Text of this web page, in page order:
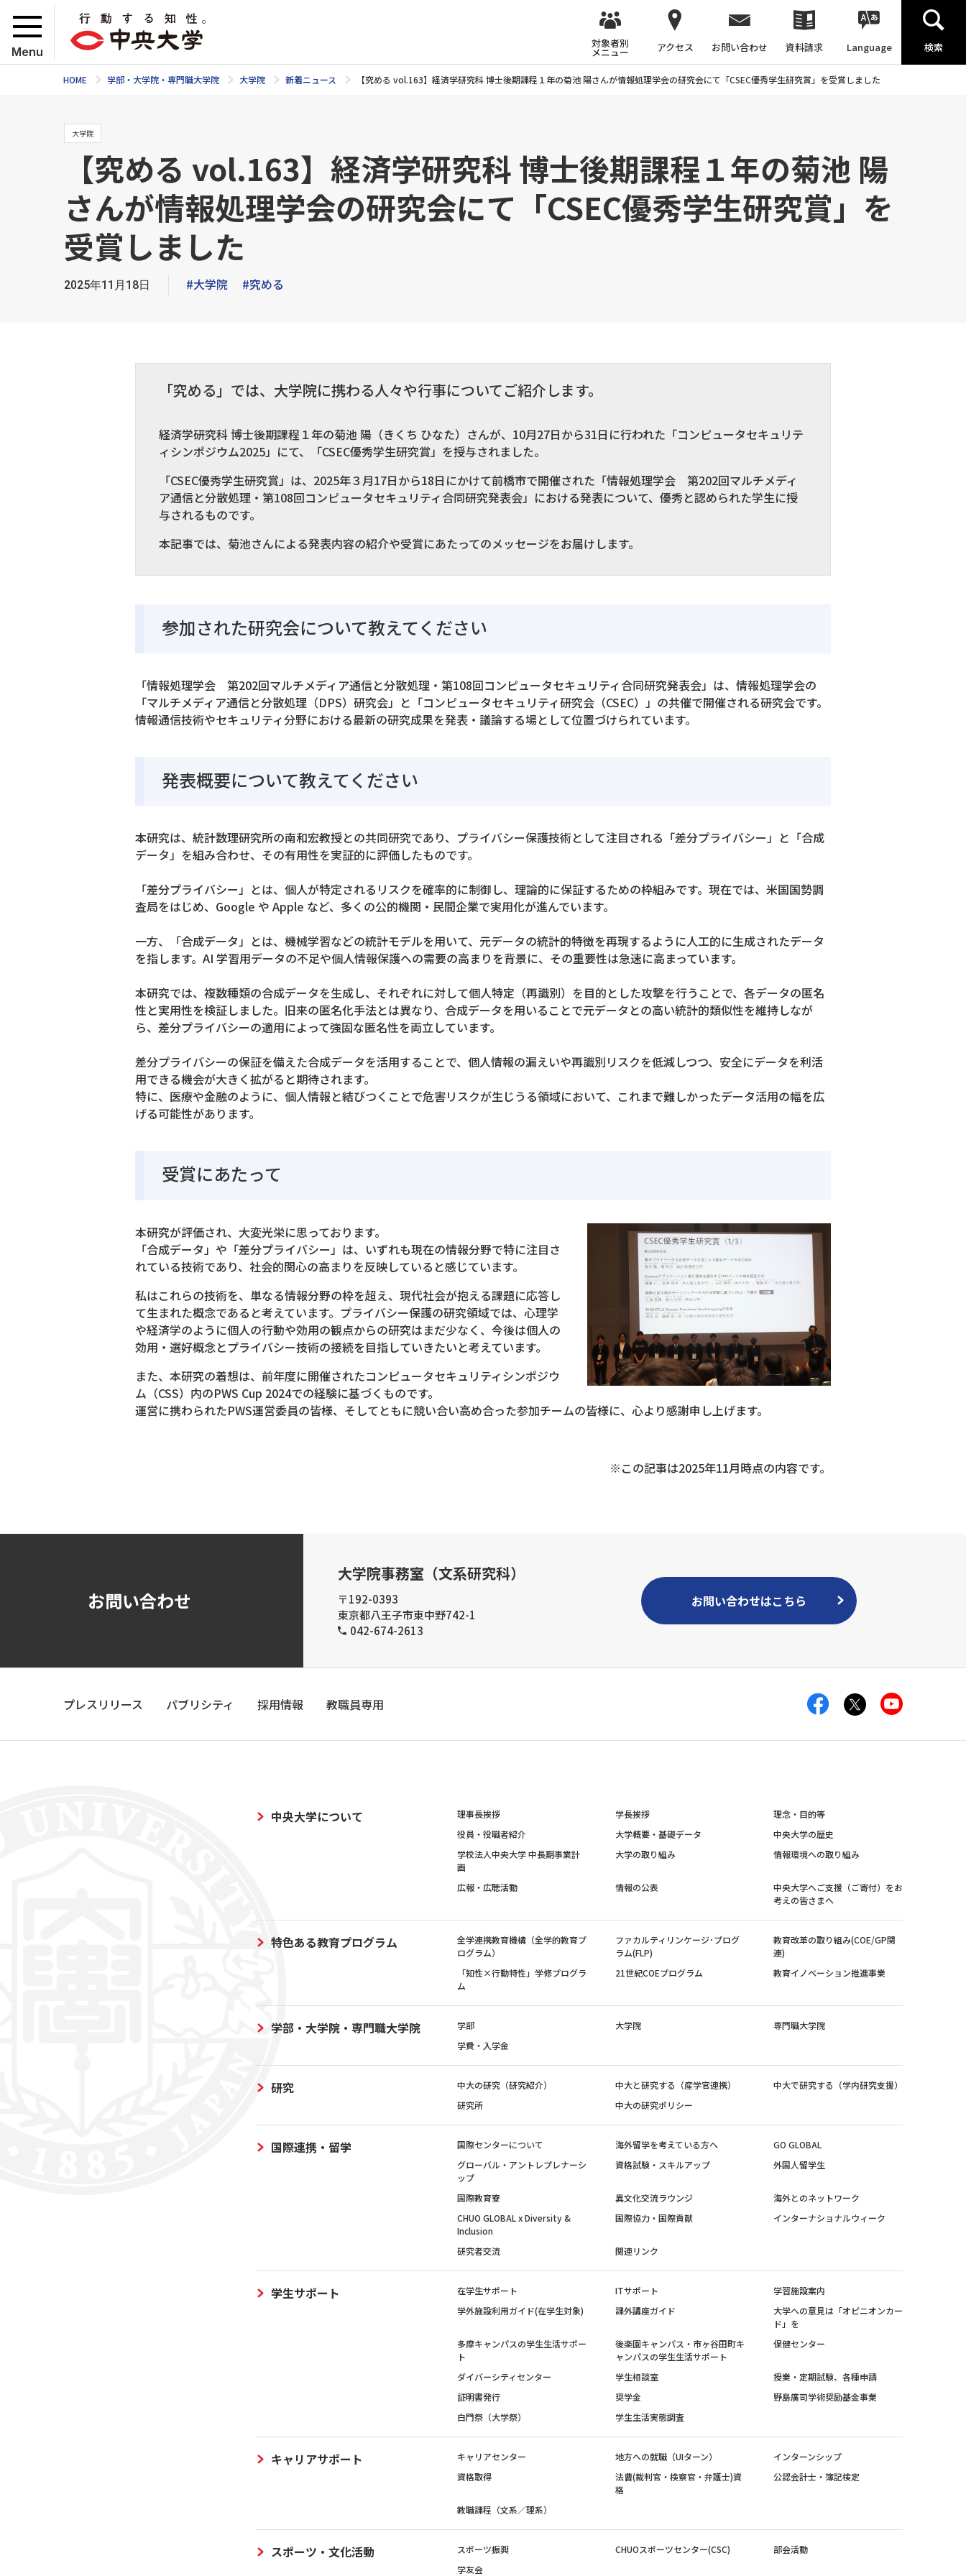
Menu
対象者別
メニュー アクセス お問い合わせ 資料請求 Language 検索
HOME 学部・大学院・専門職大学院 大学院 新着ニュース 【究める vol.163】経済学研究科 博士後期課程１年の菊池 陽さんが情報処理学会の研究会にて「CSEC優秀学生研究賞」を受賞しました
大学院
【究める vol.163】経済学研究科 博士後期課程１年の菊池 陽
さんが情報処理学会の研究会にて「CSEC優秀学生研究賞」を
受賞しました
2025年11月18日 #大学院 #究める
「究める」では、大学院に携わる人々や行事についてご紹介します。
経済学研究科 博士後期課程１年の菊池 陽（きくち ひなた）さんが、10月27日から31日に行われた「コンピュータセキュリテ
ィシンポジウム2025」にて、「CSEC優秀学生研究賞」を授与されました。
「CSEC優秀学生研究賞」は、2025年３月17日から18日にかけて前橋市で開催された「情報処理学会 第202回マルチメディ
ア通信と分散処理・第108回コンピュータセキュリティ合同研究発表会」における発表について、優秀と認められた学生に授
与されるものです。
本記事では、菊池さんによる発表内容の紹介や受賞にあたってのメッセージをお届けします。
参加された研究会について教えてください
「情報処理学会 第202回マルチメディア通信と分散処理・第108回コンピュータセキュリティ合同研究発表会」は、情報処理学会の
「マルチメディア通信と分散処理（DPS）研究会」と「コンピュータセキュリティ研究会（CSEC）」の共催で開催される研究会です。
情報通信技術やセキュリティ分野における最新の研究成果を発表・議論する場として位置づけられています。
発表概要について教えてください
本研究は、統計数理研究所の南和宏教授との共同研究であり、プライバシー保護技術として注目される「差分プライバシー」と「合成
データ」を組み合わせ、その有用性を実証的に評価したものです。
「差分プライバシー」とは、個人が特定されるリスクを確率的に制御し、理論的に保証するための枠組みです。現在では、米国国勢調
査局をはじめ、Google や Apple など、多くの公的機関・民間企業で実用化が進んでいます。
一方、「合成データ」とは、機械学習などの統計モデルを用いて、元データの統計的特徴を再現するように人工的に生成されたデータ
を指します。AI 学習用データの不足や個人情報保護への需要の高まりを背景に、その重要性は急速に高まっています。
本研究では、複数種類の合成データを生成し、それぞれに対して個人特定（再識別）を目的とした攻撃を行うことで、各データの匿名
性と実用性を検証しました。旧来の匿名化手法とは異なり、合成データを用いることで元データとの高い統計的類似性を維持しなが
ら、差分プライバシーの適用によって強固な匿名性を両立しています。
差分プライバシーの保証を備えた合成データを活用することで、個人情報の漏えいや再識別リスクを低減しつつ、安全にデータを利活
用できる機会が大きく拡がると期待されます。
特に、医療や金融のように、個人情報と結びつくことで危害リスクが生じうる領域において、これまで難しかったデータ活用の幅を広
げる可能性があります。
受賞にあたって
本研究が評価され、大変光栄に思っております。
「合成データ」や「差分プライバシー」は、いずれも現在の情報分野で特に注目さ
れている技術であり、社会的関心の高まりを反映していると感じています。
私はこれらの技術を、単なる情報分野の枠を超え、現代社会が抱える課題に応答し
て生まれた概念であると考えています。プライバシー保護の研究領域では、心理学
や経済学のように個人の行動や効用の観点からの研究はまだ少なく、今後は個人の
効用・選好概念とプライバシー技術の接続を目指していきたいと考えています。
また、本研究の着想は、前年度に開催されたコンピュータセキュリティシンポジウ
ム（CSS）内のPWS Cup 2024での経験に基づくものです。
運営に携わられたPWS運営委員の皆様、そしてともに競い合い高め合った参加チームの皆様に、心より感謝申し上げます。
※この記事は2025年11月時点の内容です。
お問い合わせ
大学院事務室（文系研究科）
〒192-0393
東京都八王子市東中野742-1
042-674-2613
お問い合わせはこちら
プレスリリース パブリシティ 採用情報 教職員専用
中央大学について 理事長挨拶 学長挨拶
理念・目的等
役員・役職者紹介
大学概要・基礎データ
中央大学の歴史
学校法人中央大学 中長期事業計
画
大学の取り組み 情報環境への取り組み
広報・広聴活動 情報の公表
中央大学へご支援（ご寄付）をお
考えの皆さまへ
特色ある教育プログラム
全学連携教育機構（全学的教育プ
ログラム）
ファカルティリンケージ･プログ
ラム(FLP)
教育改革の取り組み(COE/GP関
連)
「知性×行動特性」学修プログラ
ム
21世紀COEプログラム 教育イノベーション推進事業
学部・大学院・専門職大学院 学部 大学院
専門職大学院
学費・入学金
研究 中大の研究（研究紹介） 中大と研究する（産学官連携）
中大で研究する（学内研究支援）
研究所
中大の研究ポリシー
国際連携・留学 国際センターについて 海外留学を考えている方へ
GO GLOBAL
グローバル・アントレプレナーシ
ップ
資格試験・スキルアップ 外国人留学生
国際教育寮 異文化交流ラウンジ
海外とのネットワーク
CHUO GLOBAL x Diversity &
Inclusion
国際協力・国際貢献 インターナショナルウィーク
研究者交流 関連リンク
学生サポート 在学生サポート ITサポート
学習施設案内
学外施設利用ガイド(在学生対象)
課外講座ガイド
大学への意見は「オピニオンカー
ド」を
多摩キャンパスの学生生活サポー
ト
後楽園キャンパス・市ヶ谷田町キ
ャンパスの学生生活サポート
保健センター
ダイバーシティセンター 学生相談室
授業・定期試験、各種申請
証明書発行
奨学金
野島廣司学術奨励基金事業
白門祭（大学祭）
学生生活実態調査
キャリアサポート キャリアセンター 地方への就職（UIターン）
インターンシップ
資格取得
法曹(裁判官・検察官・弁護士)資
格
公認会計士・簿記検定
教職課程（文系／理系）
スポーツ・文化活動 スポーツ振興 CHUOスポーツセンター(CSC)
部会活動
学友会